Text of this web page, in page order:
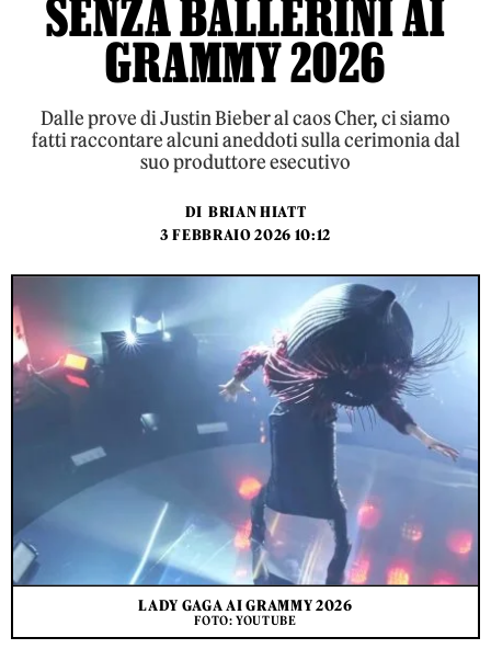
SENZA BALLERINI AI
GRAMMY 2026
Dalle prove di Justin Bieber al caos Cher, ci siamo
fatti raccontare alcuni aneddoti sulla cerimonia dal
suo produttore esecutivo
DI BRIAN HIATT
3 FEBBRAIO 2026 10:12
LADY GAGA AI GRAMMY 2026
FOTO: YOUTUBE